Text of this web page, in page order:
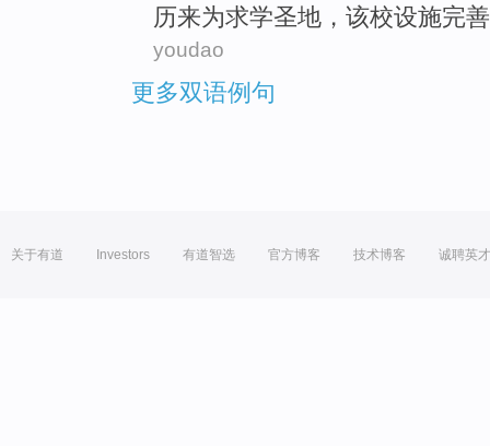
历来为求学圣地， 该校设施完善
youdao
更多双语例句
关于有道 Investors 有道智选 官方博客 技术博客 诚聘英才